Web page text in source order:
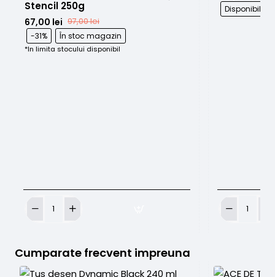
Stencil 250g
În stoc magazin
*In limita stocului disponibil
-31%
67,00 lei 97,00 lei
Solutie
Real
Honey
Stencil
Disponibil la
Cumparate frecvent impreuna